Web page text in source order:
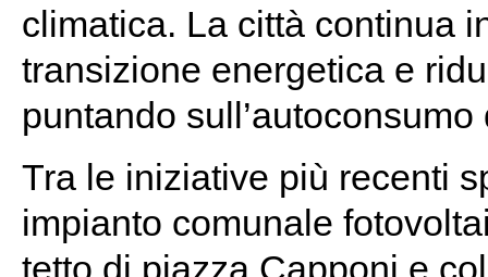
climatica. La città continua
transizione energetica e
puntando
Tra le iniziative più recenti
impianto comunale
tetto di piazza Capponi e